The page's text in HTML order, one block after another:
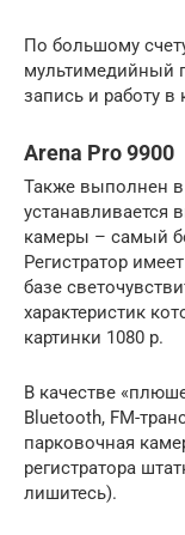
По большому
мультимедийный
запись и работу в
Arena Pro 9900
Также выполнен в
устанавливается
камеры – самый
Регистратор
базе
характеристик
картинки 1080 р.
В качестве
Bluetooth, FM-
парковочная
регистратора
лишитесь).